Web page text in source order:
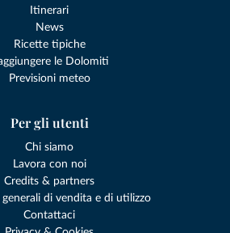
Itinerari
News
Ricette tipiche
le Dolomiti
Previsioni meteo
Per gli utenti
Chi siamo
Lavora con noi
Credits & partners
di vendita e di utilizzo
Contattaci